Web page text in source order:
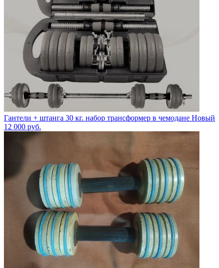
Гантели + штанга 30 кг. набор трансформер в чемодане Новый
12 000 руб.